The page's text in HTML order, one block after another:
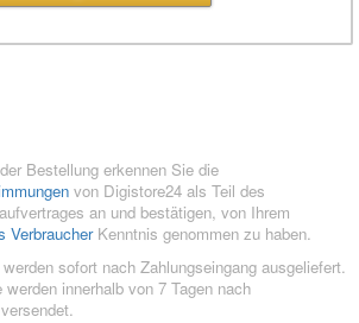
Bestellung erkennen Sie die
von Digistore24 als Teil des
an und bestätigen, von Ihrem
VerbraucherKenntnis genommen zu haben.
sofort nach Zahlungseingang ausgeliefert.
werden innerhalb von 7 Tagen nach